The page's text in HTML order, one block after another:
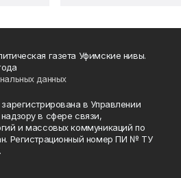
газета Уфимские нивы.
данных
в Управлении
в сфере связи,
и массовых коммуникаций по
Регистрационный номер ПИ № ТУ